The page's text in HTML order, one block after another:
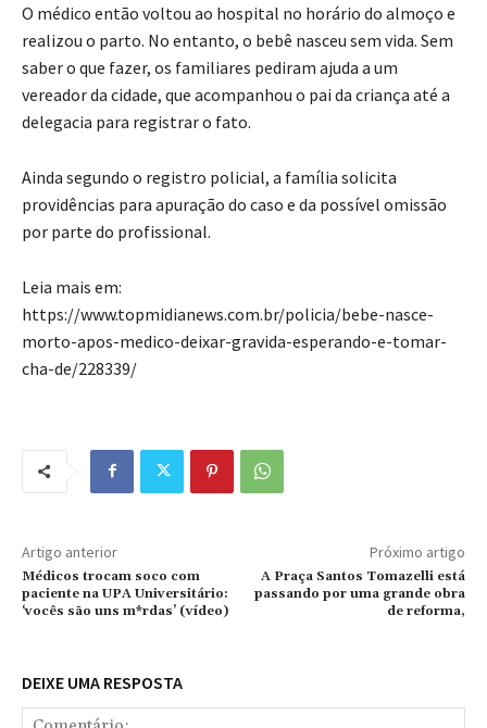
O médico então voltou ao hospital no horário do almoço e
realizou o parto. No entanto, o bebê nasceu sem vida. Sem
saber o que fazer, os familiares pediram ajuda a um
vereador da cidade, que acompanhou o pai da criança até a
delegacia para registrar o fato.
Ainda segundo o registro policial, a família solicita
providências para apuração do caso e da possível omissão
por parte do profissional.
Leia mais em:
https://www.topmidianews.com.br/policia/bebe-nasce-
morto-apos-medico-deixar-gravida-esperando-e-tomar-
cha-de/228339/
Artigo anterior
Médicos trocam soco com
paciente na UPA Universitário:
‘vocês são uns m*rdas’ (vídeo)
Próximo artigo
A Praça Santos Tomazelli está
passando por uma grande obra
de reforma,
DEIXE UMA RESPOSTA